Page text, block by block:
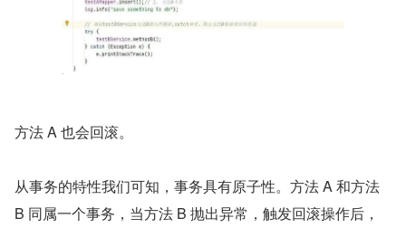
方法 A 也会回滚。
从事务的特性我们可知，事务具有原子性。方法 A 和方法
B 同属一个事务，当方法 B 抛出异常，触发回滚操作后，